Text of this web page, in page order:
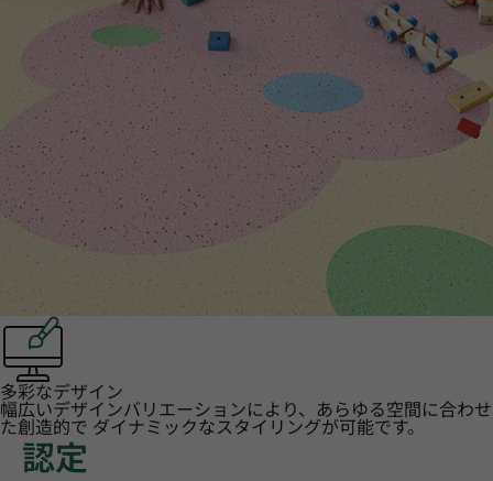
多彩なデザイン
幅広いデザインバリエーションにより、あらゆる空間に合わせ
た創造的で ダイナミックなスタイリングが可能です。
認定